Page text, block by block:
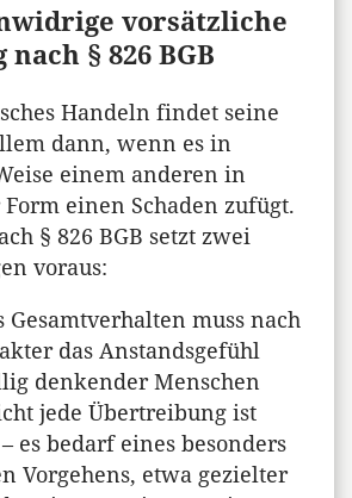
vorsätzliche
§ 826 BGB
Handeln findet seine
dann, wenn es in
einem anderen in
einen Schaden zufügt.
§ 826 BGB setzt zwei
voraus:
Gesamtverhalten muss nach
das Anstandsgefühl
denkender Menschen
jede Übertreibung ist
es bedarf eines besonders
Vorgehens, etwa gezielter